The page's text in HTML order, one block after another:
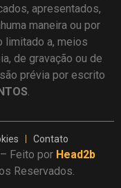
apresentados,
maneira ou por
limitado a, meios
de gravação ou de
prévia por escrito
.
Contato
– Feito por Head2b
Reservados.